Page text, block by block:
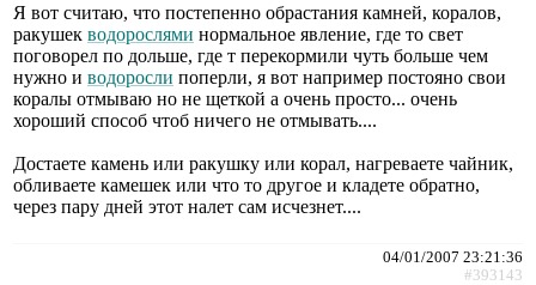
Я вот считаю, что постепенно обрастания камней, коралов,
ракушек водорослями нормальное явление, где то свет
поговорел по дольше, где т перекормили чуть больше чем
нужно и водоросли поперли, я вот например постояно свои
коралы отмываю но не щеткой а очень просто... очень
хороший способ чтоб ничего не отмывать....
Достаете камень или ракушку или корал, нагреваете чайник,
обливаете камешек или что то другое и кладете обратно,
через пару дней этот налет сам исчезнет....
04/01/2007 23:21:36
#393143